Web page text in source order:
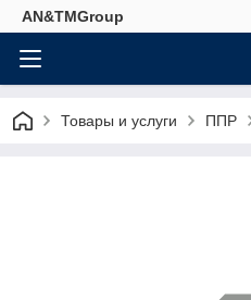
AN&TMGroup
Товары и услуги ППР